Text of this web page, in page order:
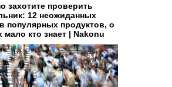
захотите проверить
12 неожиданных
популярных продуктов, о
мало кто знает | Nakonu